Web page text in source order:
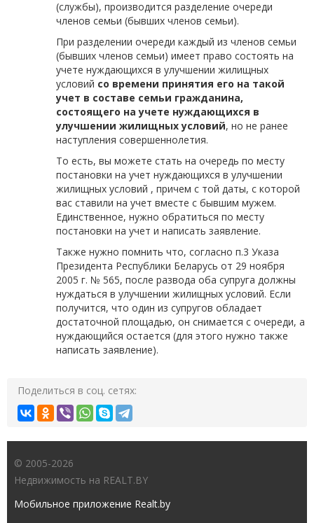
(службы), производится разделение очереди
членов семьи (бывших членов семьи).
При разделении очереди каждый из членов семьи
(бывших членов семьи) имеет право состоять на
учете нуждающихся в улучшении жилищных
условий со времени принятия его на такой
учет в составе семьи гражданина,
состоящего на учете нуждающихся в
улучшении жилищных условий, но не ранее
наступления совершеннолетия.
То есть, вы можете стать на очередь по месту
постановки на учет нуждающихся в улучшении
жилищных условий , причем с той даты, с которой
вас ставили на учет вместе с бывшим мужем.
Единственное, нужно обратиться по месту
постановки на учет и написать заявление.
Также нужно помнить что, согласно п.3 Указа
Президента Республики Беларусь от 29 ноября
2005 г. № 565, после развода оба супруга должны
нуждаться в улучшении жилищных условий. Если
получится, что один из супругов обладает
достаточной площадью, он снимается с очереди, а
нуждающийся остается (для этого нужно также
написать заявление).
Поделиться в соц. сетях:
© 2005-2026
Недвижимость на REALT.BY
Мобильное приложение Realt.by